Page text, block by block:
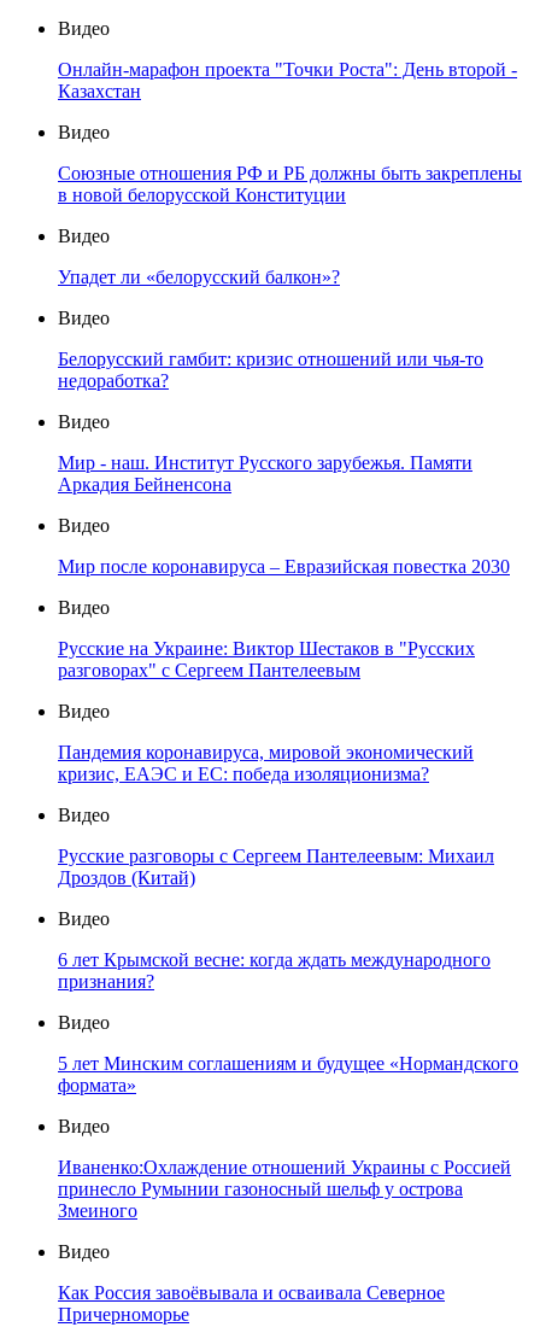
Видео
Онлайн-марафон проекта "Точки Роста": День второй -
Казахстан
Видео
Союзные отношения РФ и РБ должны быть закреплены
в новой белорусской Конституции
Видео
Упадет ли «белорусский балкон»?
Видео
Белорусский гамбит: кризис отношений или чья-то
недоработка?
Видео
Мир - наш. Институт Русского зарубежья. Памяти
Аркадия Бейненсона
Видео
Мир после коронавируса – Евразийская повестка 2030
Видео
Русские на Украине: Виктор Шестаков в "Русских
разговорах" с Сергеем Пантелеевым
Видео
Пандемия коронавируса, мировой экономический
кризис, ЕАЭС и ЕС: победа изоляционизма?
Видео
Русские разговоры с Сергеем Пантелеевым: Михаил
Дроздов (Китай)
Видео
6 лет Крымской весне: когда ждать международного
признания?
Видео
5 лет Минским соглашениям и будущее «Нормандского
формата»
Видео
Иваненко:Охлаждение отношений Украины с Россией
принесло Румынии газоносный шельф у острова
Змеиного
Видео
Как Россия завоёвывала и осваивала Северное
Причерноморье